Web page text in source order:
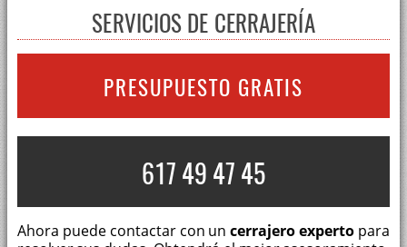
SERVICIOS DE CERRAJERÍA
PRESUPUESTO GRATIS
617 49 47 45
Ahora puede contactar con uncerrajero experto para